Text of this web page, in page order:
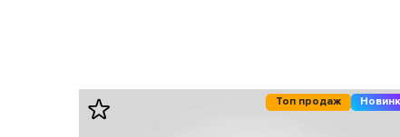
Топ продаж